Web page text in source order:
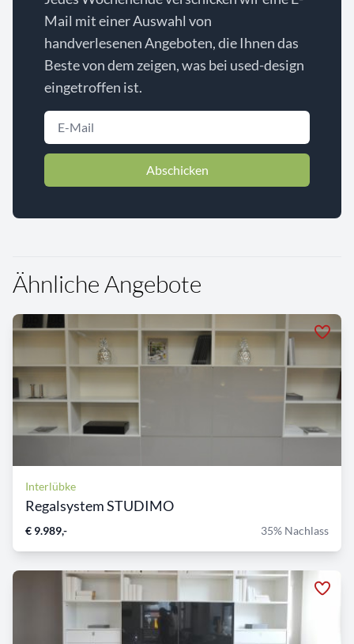
Mail mit einer Auswahl von
handverlesenen Angeboten, die Ihnen das
Beste von dem zeigen, was bei used-design
eingetroffen ist.
Abschicken
Ähnliche Angebote
Interlübke
Regalsystem STUDIMO
€ 9.989,- 35% Nachlass